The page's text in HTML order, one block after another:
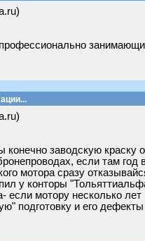
заводскую краску
если там
мотора сразу
у конторы
если мотору несколько
подготовку и его